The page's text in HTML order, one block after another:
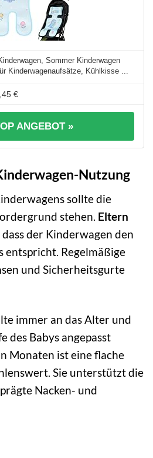
Sommer Kinderwagen
Kinderwagenaufsätze, Kühlkisse ...
€
ANGEBOT »
Nutzung
sollte die
stehen. Eltern
, dass der Kinderwagen den
entspricht. Regelmäßige
und Sicherheitsgurte
immer an das Alter und
des Babys angepasst
Monaten ist eine flache
Sie unterstützt die
Nacken- und